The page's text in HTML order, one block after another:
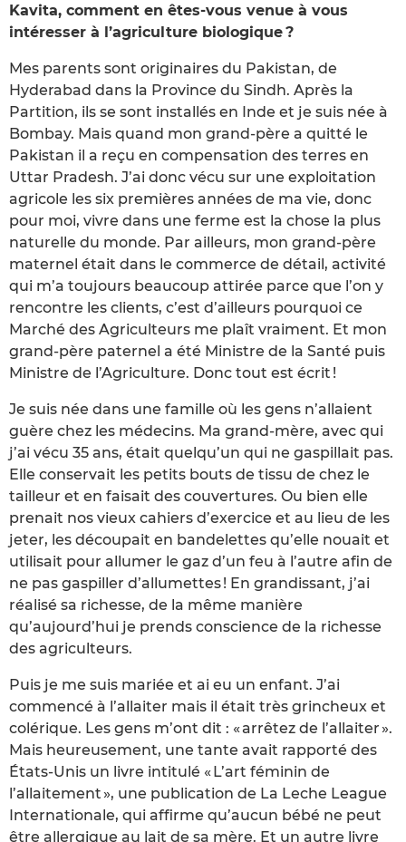
Kavita, comment en êtes-vous venue à vous
intéresser à l’agriculture biologique ?
Mes parents sont originaires du Pakistan, de
Hyderabad dans la Province du Sindh. Après la
Partition, ils se sont installés en Inde et je suis née à
Bombay. Mais quand mon grand-père a quitté le
Pakistan il a reçu en compensation des terres en
Uttar Pradesh. J’ai donc vécu sur une exploitation
agricole les six premières années de ma vie, donc
pour moi, vivre dans une ferme est la chose la plus
naturelle du monde. Par ailleurs, mon grand-père
maternel était dans le commerce de détail, activité
qui m’a toujours beaucoup attirée parce que l’on y
rencontre les clients, c’est d’ailleurs pourquoi ce
Marché des Agriculteurs me plaît vraiment. Et mon
grand-père paternel a été Ministre de la Santé puis
Ministre de l’Agriculture. Donc tout est écrit !
Je suis née dans une famille où les gens n’allaient
guère chez les médecins. Ma grand-mère, avec qui
j’ai vécu 35 ans, était quelqu’un qui ne gaspillait pas.
Elle conservait les petits bouts de tissu de chez le
tailleur et en faisait des couvertures. Ou bien elle
prenait nos vieux cahiers d’exercice et au lieu de les
jeter, les découpait en bandelettes qu’elle nouait et
utilisait pour allumer le gaz d’un feu à l’autre afin de
ne pas gaspiller d’allumettes ! En grandissant, j’ai
réalisé sa richesse, de la même manière
qu’aujourd’hui je prends conscience de la richesse
des agriculteurs.
Puis je me suis mariée et ai eu un enfant. J’ai
commencé à l’allaiter mais il était très grincheux et
colérique. Les gens m’ont dit : « arrêtez de l’allaiter ».
Mais heureusement, une tante avait rapporté des
États-Unis un livre intitulé « L’art féminin de
l’allaitement », une publication de La Leche League
Internationale, qui affirme qu’aucun bébé ne peut
être allergique au lait de sa mère. Et un autre livre